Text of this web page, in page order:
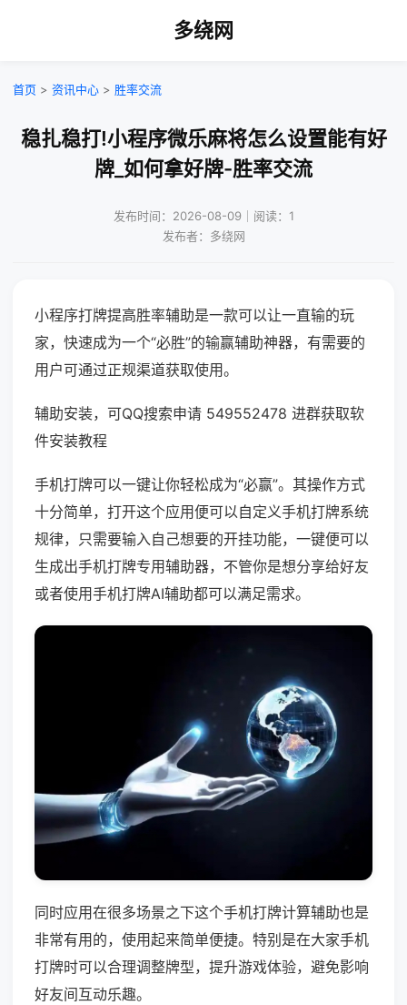
多绕网
首页 > 资讯中心 > 胜率交流
稳扎稳打!小程序微乐麻将怎么设置能有好
牌_如何拿好牌-胜率交流
发布时间：2026-08-09｜阅读：1
发布者：多绕网
小程序打牌提高胜率辅助是一款可以让一直输的玩
家，快速成为一个“必胜”的输赢辅助神器，有需要的
用户可通过正规渠道获取使用。
辅助安装，可QQ搜索申请 549552478 进群获取软
件安装教程
手机打牌可以一键让你轻松成为“必赢”。其操作方式
十分简单，打开这个应用便可以自定义手机打牌系统
规律，只需要输入自己想要的开挂功能，一键便可以
生成出手机打牌专用辅助器，不管你是想分享给好友
或者使用手机打牌AI辅助都可以满足需求。
同时应用在很多场景之下这个手机打牌计算辅助也是
非常有用的，使用起来简单便捷。特别是在大家手机
打牌时可以合理调整牌型，提升游戏体验，避免影响
好友间互动乐趣。